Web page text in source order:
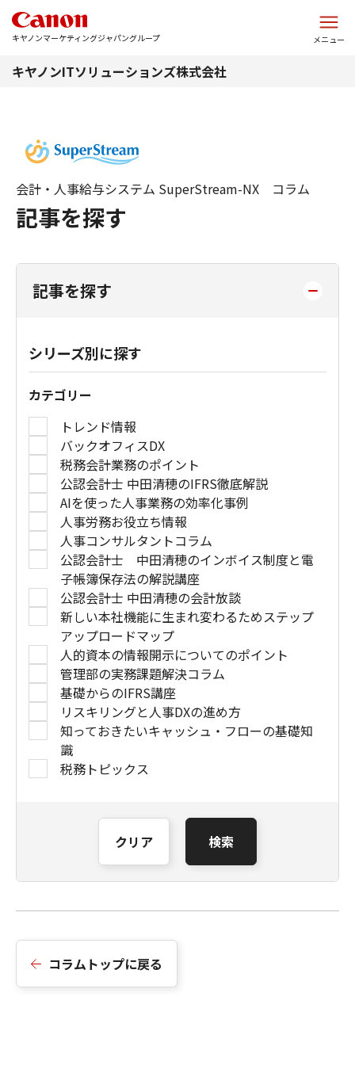
キヤノンマーケティングジャパングループ メニュー
キヤノンITソリューションズ株式会社
記事を探す
会計・人事給与システム SuperStream-NX コラム
記事を探す
シリーズ別に探す
カテゴリー
トレンド情報
バックオフィスDX
税務会計業務のポイント
公認会計士 中田清穂のIFRS徹底解説
AIを使った人事業務の効率化事例
人事労務お役立ち情報
人事コンサルタントコラム
公認会計士 中田清穂のインボイス制度と電
子帳簿保存法の解説講座
公認会計士 中田清穂の会計放談
新しい本社機能に生まれ変わるためステップ
アップロードマップ
人的資本の情報開示についてのポイント
管理部の実務課題解決コラム
基礎からのIFRS講座
リスキリングと人事DXの進め方
知っておきたいキャッシュ・フローの基礎知
識
税務トピックス
クリア 検索
コラムトップに戻る